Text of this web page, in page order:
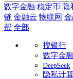
数字金融 稳定币 隐
链 金融云 物联网
帮 全部
搜银行
数字金融
DeepSeek
隐私计